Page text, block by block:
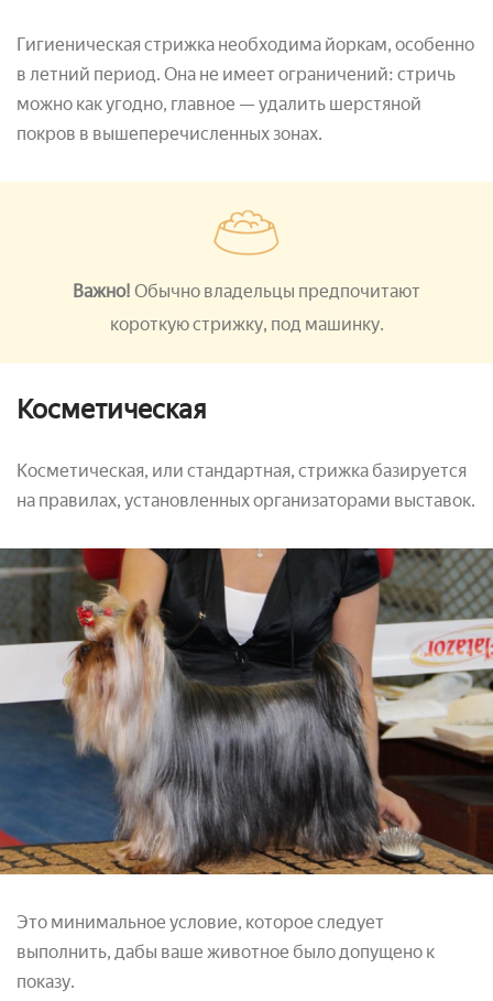
Гигиеническая стрижка необходима йоркам, особенно
в летний период. Она не имеет ограничений: стричь
можно как угодно, главное — удалить шерстяной
покров в вышеперечисленных зонах.
Важно! Обычно владельцы предпочитают
короткую стрижку, под машинку.
Косметическая
Косметическая, или стандартная, стрижка базируется
на правилах, установленных организаторами выставок.
Это минимальное условие, которое следует
выполнить, дабы ваше животное было допущено к
показу.